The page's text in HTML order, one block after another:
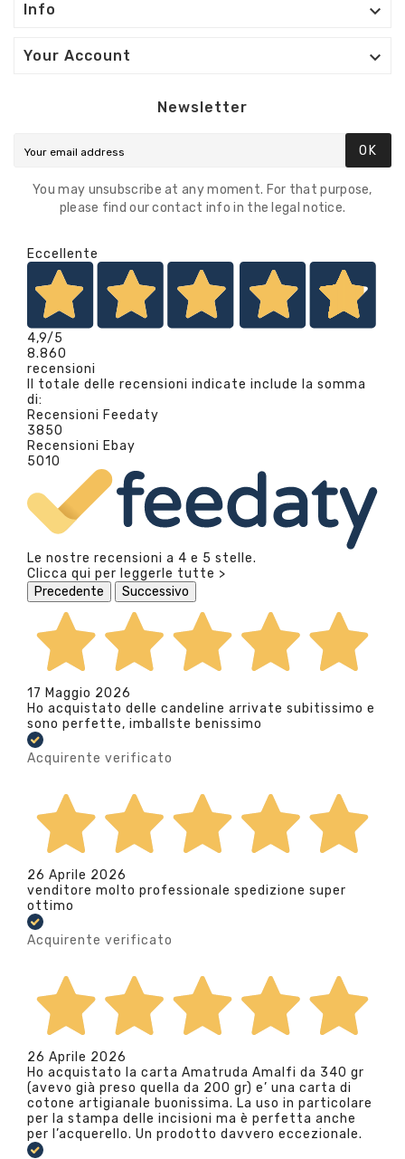
Info 
Your Account 
Newsletter
OK
You may unsubscribe at any moment. For that purpose,
please find our contact info in the legal notice.
Eccellente
4,9/5
8.860
recensioni
Il totale delle recensioni indicate include la somma
di:
Recensioni Feedaty
3850
Recensioni Ebay
5010
Le nostre recensioni a 4 e 5 stelle.
Clicca qui per leggerle tutte >
Precedente
Successivo
17 Maggio 2026
Ho acquistato delle candeline arrivate subitissimo e
sono perfette, imballste benissimo
Acquirente verificato
26 Aprile 2026
venditore molto professionale spedizione super
ottimo
Acquirente verificato
26 Aprile 2026
Ho acquistato la carta Amatruda Amalfi da 340 gr
(avevo già preso quella da 200 gr) e’ una carta di
cotone artigianale buonissima. La uso in particolare
per la stampa delle incisioni ma è perfetta anche
per l’acquerello. Un prodotto davvero eccezionale.